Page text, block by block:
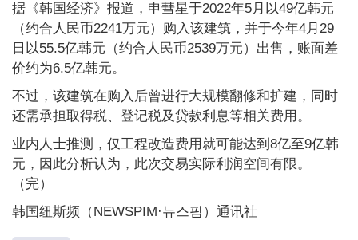
据《韩国经济》报道，申彗星于2022年5月以49亿韩元
（约合人民币2241万元）购入该建筑，并于今年4月29
日以55.5亿韩元（约合人民币2539万元）出售，账面差
价约为6.5亿韩元。
不过，该建筑在购入后曾进行大规模翻修和扩建，同时
还需承担取得税、登记税及贷款利息等相关费用。
业内人士推测，仅工程改造费用就可能达到8亿至9亿韩
元，因此分析认为，此次交易实际利润空间有限。
（完）
韩国纽斯频（NEWSPIM·뉴스핌）通讯社